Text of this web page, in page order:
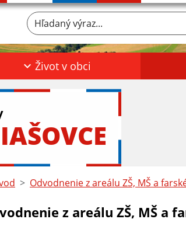
Hľadaný výraz...
Život v obci
Odvodnenie z areálu ZŠ, MŠ a
z areálu ZŠ, MŠ a